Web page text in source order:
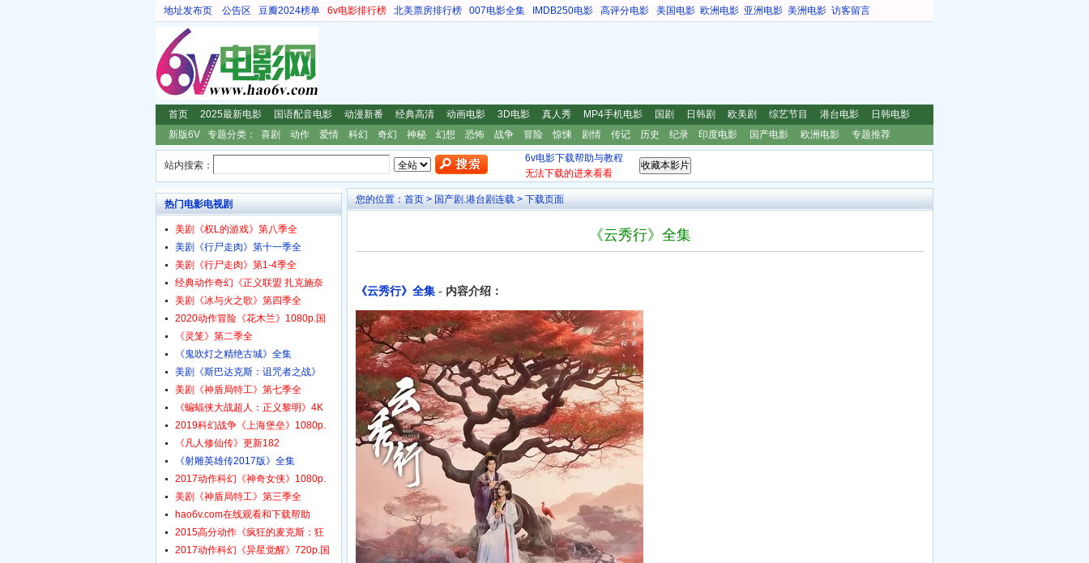
地址发布页 公告区 豆瓣2024榜单 6v电影排行榜 北美票房排行榜 007电影全集 IMDB250电影 高评分电影 美国电影 欧洲电影 亚洲电影 美洲电影 访客留言
首页 2025最新电影 国语配音电影 动漫新番 经典高清 动画电影 3D电影 真人秀 MP4手机电影 国剧 日韩剧 欧美剧 综艺节目 港台电影
日韩电影
新版6V
专题分类： 喜剧 动作 爱情 科幻 奇幻 神秘 幻想 恐怖 战争 冒险 惊悚 剧情 传记 历史 纪录 印度电影 国产电影 欧洲电影 专题推荐
站内搜索：
6v电影下载帮助与教程
无法下载的进来看看
您的位置： 首页 > 国产剧.港台剧连载 > 下载页面
《云秀行》全集
《云秀行》全集 - 内容介绍：
热门电影电视剧
美剧《权L的游戏》第八季全
美剧《行尸走肉》第十一季全
美剧《行尸走肉》第1-4季全
经典动作奇幻《正义联盟 扎克施奈
美剧《冰与火之歌》第四季全
2020动作冒险《花木兰》1080p.国
《灵笼》第二季全
《鬼吹灯之精绝古城》全集
美剧《斯巴达克斯：诅咒者之战》
美剧《神盾局特工》第七季全
《蝙蝠侠大战超人：正义黎明》4K
2019科幻战争《上海堡垒》1080p.
《凡人修仙传》更新182
《射雕英雄传2017版》全集
2017动作科幻《神奇女侠》1080p.
美剧《神盾局特工》第三季全
hao6v.com在线观看和下载帮助
2015高分动作《疯狂的麦克斯：狂
2017动作科幻《异星觉醒》720p.国